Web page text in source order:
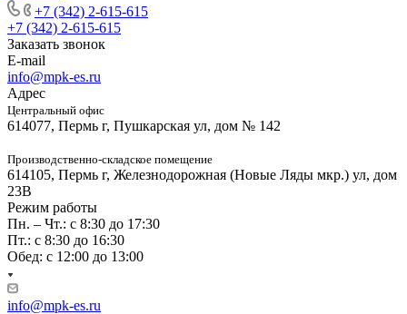
+7 (342) 2-615-615
+7 (342) 2-615-615
Заказать звонок
E-mail
info@mpk-es.ru
Адрес
Центральный офис
614077, Пермь г, Пушкарская ул, дом № 142
Производственно-складское помещение
614105, Пермь г, Железнодорожная (Новые Ляды мкр.) ул, дом
23В
Режим работы
Пн. – Чт.: с 8:30 до 17:30
Пт.: с 8:30 до 16:30
Обед: с 12:00 до 13:00
info@mpk-es.ru